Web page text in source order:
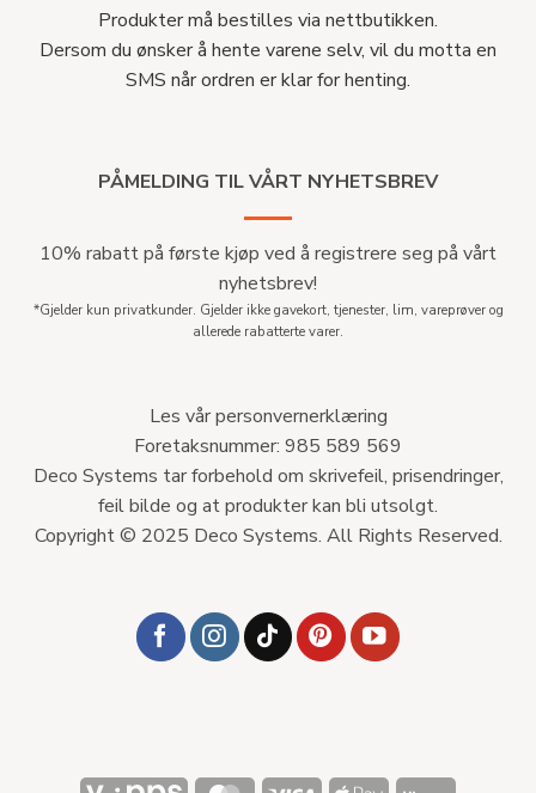
Produkter må bestilles via nettbutikken.
Dersom du ønsker å hente varene selv, vil du motta en
SMS når ordren er klar for henting.
PÅMELDING TIL VÅRT NYHETSBREV
10% rabatt på første kjøp ved å registrere seg på vårt
nyhetsbrev!
*Gjelder kun privatkunder. Gjelder ikke gavekort, tjenester, lim, vareprøver og
allerede rabatterte varer.
Les vår personvernerklæring
Foretaksnummer: 985 589 569
Deco Systems tar forbehold om skrivefeil, prisendringer,
feil bilde og at produkter kan bli utsolgt.
Copyright © 2025 Deco Systems. All Rights Reserved.